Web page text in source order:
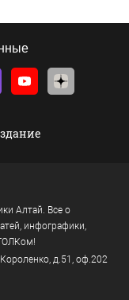
Алтай. Все о
инфографики,
д.51, оф.202